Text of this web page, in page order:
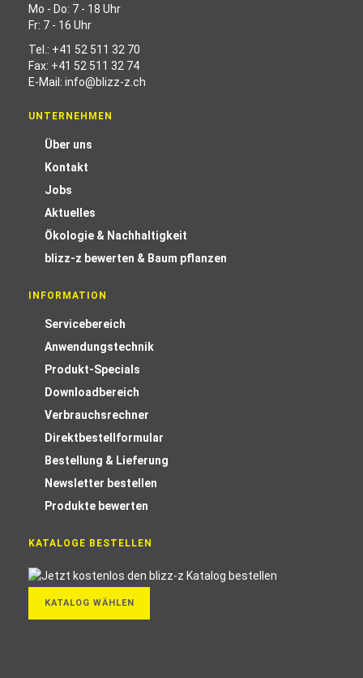
Mo - Do: 7 - 18 Uhr
Fr: 7 - 16 Uhr
Tel.: +41 52 511 32 70
Fax: +41 52 511 32 74
E-Mail: info@blizz-z.ch
UNTERNEHMEN
Über uns
Kontakt
Jobs
Aktuelles
Ökologie & Nachhaltigkeit
blizz-z bewerten & Baum pflanzen
INFORMATION
Servicebereich
Anwendungstechnik
Produkt-Specials
Downloadbereich
Verbrauchsrechner
Direktbestellformular
Bestellung & Lieferung
Newsletter bestellen
Produkte bewerten
KATALOGE BESTELLEN
KATALOG WÄHLEN